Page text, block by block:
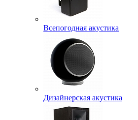
Всепогодная акустика
Дизайнерская акустика